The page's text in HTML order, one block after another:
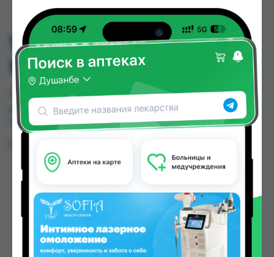
1317 НАБОР
НОХУНГИРАК
1317 НАБОР НОХУНГИРАК можно купить или
заказать в аптеках Душанбе и других городах
Таджикистана